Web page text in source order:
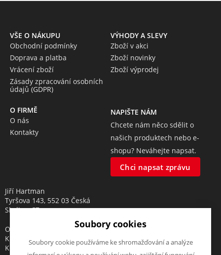
VŠE O NÁKUPU
Obchodní podmínky
Doprava a platba
Vrácení zboží
Zásady zpracování osobních
údajů (GDPR)
VÝHODY A SLEVY
Zboží v akci
Zboží novinky
Zboží výprodej
O FIRMĚ
O nás
Kontakty
NAPIŠTE NÁM
Chcete nám něco sdělit o
našich produktech nebo e-
shopu? Neváhejte napsat.
Chci napsat zprávu
Jiří Hartman
Tyršova 143, 552 03 Česká
Skalice, CZ
Obchodní rejstřík vedený u
Krajského soudu v Hradci
Králové, oddíl A, vložka 18553
Soubory cookies
Soubory cookie používáme ke shromažďování a analýze